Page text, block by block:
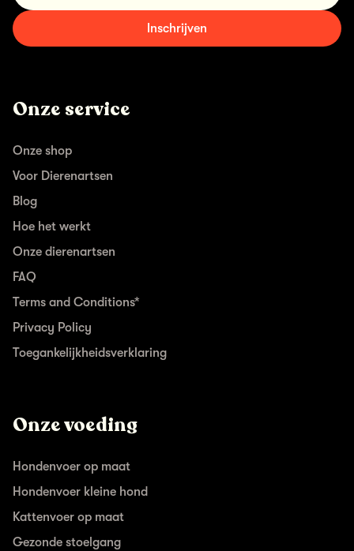
Inschrijven
Onze service
Onze shop
Voor Dierenartsen
Blog
Hoe het werkt
Onze dierenartsen
FAQ
Terms and Conditions*
Privacy Policy
Toegankelijkheidsverklaring
Onze voeding
Hondenvoer op maat
Hondenvoer kleine hond
Kattenvoer op maat
Gezonde stoelgang